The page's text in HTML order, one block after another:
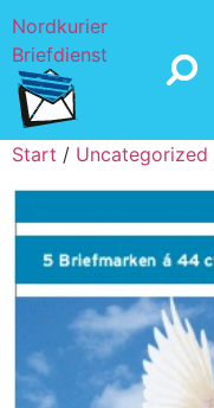
Nordkurier
Briefdienst
Start / Uncategorized